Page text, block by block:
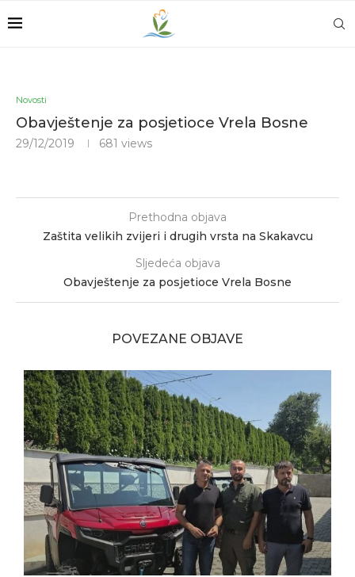
Novosti
Obavještenje za posjetioce Vrela Bosne
29/12/2019 681 views
Prethodna objava
Zaštita velikih zvijeri i drugih vrsta na Skakavcu
Sljedeća objava
Obavještenje za posjetioce Vrela Bosne
POVEZANE OBJAVE